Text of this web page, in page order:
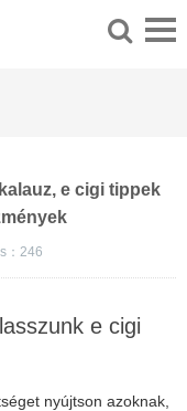
e cigi tippek
： 246
e cigi
nyújtson azoknak,